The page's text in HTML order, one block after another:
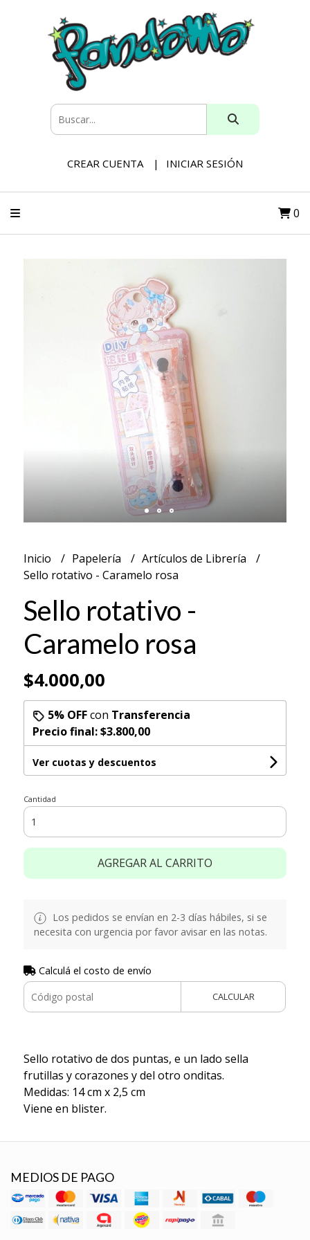
CREAR CUENTA INICIAR SESIÓN
0
Inicio Papelería
Artículos de Librería
Sello rotativo - Caramelo rosa
Sello rotativo -
Caramelo rosa
$4.000,00
5% OFFcon Transferencia
Precio final:$3.800,00
Ver cuotas y descuentos
Cantidad
AGREGAR AL CARRITO
Los pedidos se envían en 2-3 días hábiles, si se
necesita con urgencia por favor avisar en las notas.
Calculá el costo de envío
CALCULAR
Sello rotativo de dos puntas, e un lado sella
frutillas y corazones y del otro onditas.
Medidas: 14 cm x 2,5 cm
Viene en blister.
MEDIOS DE PAGO